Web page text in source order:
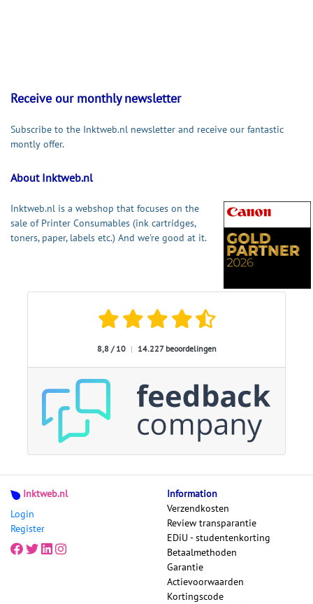
Receive our monthly newsletter
Subscribe to the Inktweb.nl newsletter and receive our fantastic
montly offer.
About Inktweb.nl
Inktweb.nl is a webshop that focuses on the
sale of Printer Consumables (ink cartridges,
toners, paper, labels etc.) And we're good at it.
8,8 / 10 | 14.227 beoordelingen
Inktweb.nl
Login
Register
Information
Verzendkosten
Review transparantie
EDiU - studentenkorting
Betaalmethoden
Garantie
Actievoorwaarden
Kortingscode